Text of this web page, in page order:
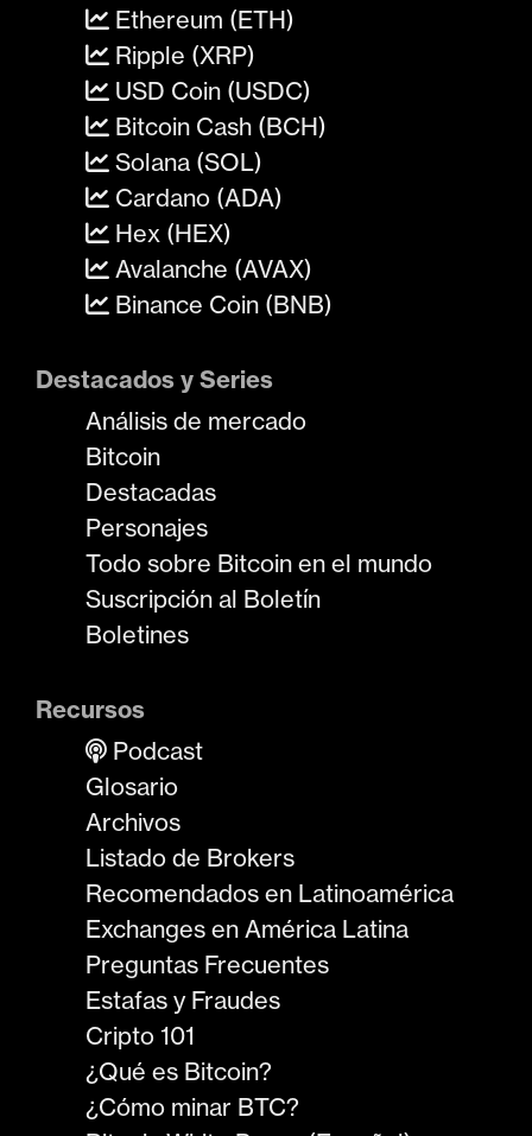
Ethereum (ETH)
Ripple (XRP)
USD Coin (USDC)
Bitcoin Cash (BCH)
Solana (SOL)
Cardano (ADA)
Hex (HEX)
Avalanche (AVAX)
Binance Coin (BNB)
Destacados y Series
Análisis de mercado
Bitcoin
Destacadas
Personajes
Todo sobre Bitcoin en el mundo
Suscripción al Boletín
Boletines
Recursos
Podcast
Glosario
Archivos
Listado de Brokers
Recomendados en Latinoamérica
Exchanges en América Latina
Preguntas Frecuentes
Estafas y Fraudes
Cripto 101
¿Qué es Bitcoin?
¿Cómo minar BTC?